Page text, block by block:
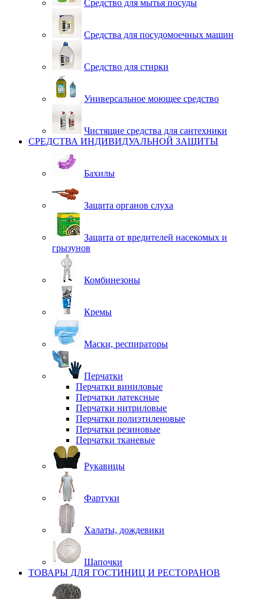
Средство для мытья посуды
Средства для посудомоечных машин
Средство для стирки
Универсальное моющее средство
Чистящие средства для сантехники
СРЕДСТВА ИНДИВИДУАЛЬНОЙ ЗАЩИТЫ
Бахилы
Защита органов слуха
Защита от вредителей насекомых и
грызунов
Комбинезоны
Кремы
Маски, респираторы
Перчатки
Перчатки виниловые
Перчатки латексные
Перчатки нитриловые
Перчатки полиэтиленовые
Перчатки резиновые
Перчатки тканевые
Рукавицы
Фартуки
Халаты, дождевики
Шапочки
ТОВАРЫ ДЛЯ ГОСТИНИЦ И РЕСТОРАНОВ